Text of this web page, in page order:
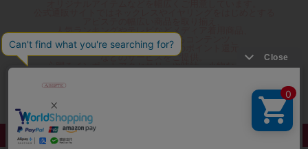
人気ランキングやテレビなどメディア着用商品、
雑誌掲載商品情報を紹介するコンテンツ、
プレゼント包装無料や独自のポイント還元
などのサービスをご提供。
心躍るインポートアクセサリーや時計、小物などで、
夢やときめきを与えられるよう願っています。
◆ギフトラッピング無料/11,000円以上のご注文で送料無料◆